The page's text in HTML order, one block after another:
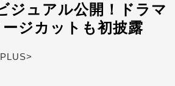
ジュアル公開！ドラマ
ジカットも初披露